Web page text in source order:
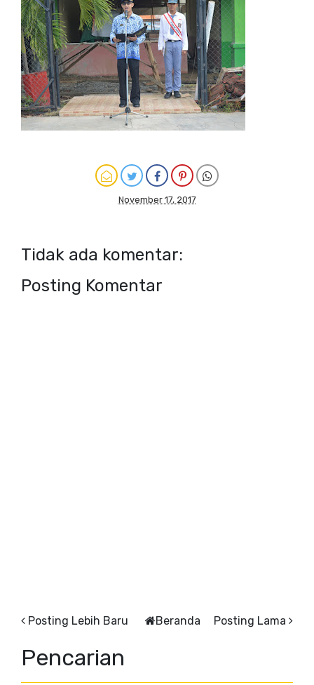
November 17, 2017
Tidak ada komentar:
Posting Komentar
Posting Lebih Baru Posting Lama
Beranda
Pencarian